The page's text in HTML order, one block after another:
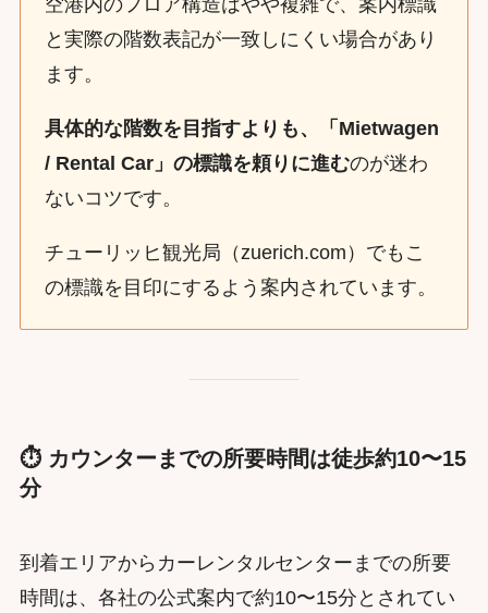
と実際の階数表記が一致しにくい場合があり
ます。
具体的な階数を目指すよりも、「Mietwagen
/ Rental Car」の標識を頼りに進むのが迷わ
ないコツです。
チューリッヒ観光局（zuerich.com）でもこ
の標識を目印にするよう案内されています。
⏱️ カウンターまでの所要時間は徒歩約10〜15
分
到着エリアからカーレンタルセンターまでの所要
時間は、各社の公式案内で約10〜15分とされてい